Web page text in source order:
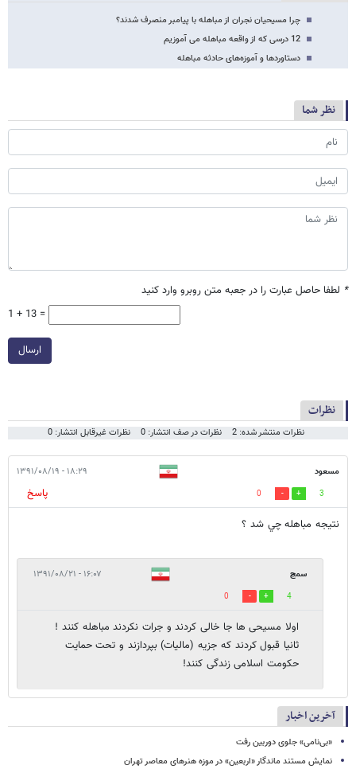
چرا مسیحیان نجران از مباهله با پیامبر منصرف شدند؟
12 درسی که از واقعه مباهله می آموزیم
دستاوردها و آموزه‌های حادثه مباهله
نظر شما
* لطفا حاصل عبارت را در جعبه متن روبرو وارد کنید
1 + 13 =
ارسال
نظرات
نظرات منتشر شده: 2 نظرات در صف انتشار: 0 نظرات غیرقابل انتشار: 0
مسعود ۱۸:۲۹ - ۱۳۹۱/۰۸/۱۹
3
0
پاسخ
نتيجه مباهله چي شد ؟
سمج ۱۶:۰۷ - ۱۳۹۱/۰۸/۲۱
4
0
اولا مسیحی ها جا خالی کردند و جرات نکردند مباهله کنند !
ثانیا قبول کردند که جزیه (مالیات) بپردازند و تحت حمایت
حکومت اسلامی زندگی کنند!
آخرین اخبار
«بی‌نامی» جلوی دوربین رفت
نمایش مستند ماندگار «اربعین» در موزه هنرهای معاصر تهران